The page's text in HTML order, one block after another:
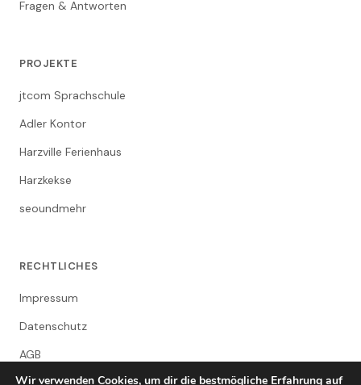
Fragen & Antworten
PROJEKTE
jtcom Sprachschule
Adler Kontor
Harzville Ferienhaus
Harzkekse
seoundmehr
RECHTLICHES
Impressum
Datenschutz
AGB
Wir verwenden Cookies, um dir die bestmögliche Erfahrung auf